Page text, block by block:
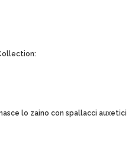
nasce lo zaino con spallacci auxetici